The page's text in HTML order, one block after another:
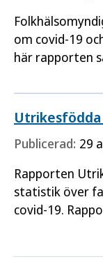
om covid-19
här rapporten
psykosociala…
Publicerad: 29
Rapporten
statistik över
covid-19.